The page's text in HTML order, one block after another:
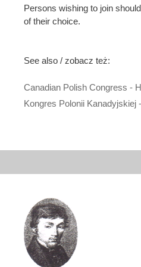
Persons wishing to join
of their choice.
See also / zobacz też:
Canadian Polish Congress -
Kongres Polonii Kanadyjskiej